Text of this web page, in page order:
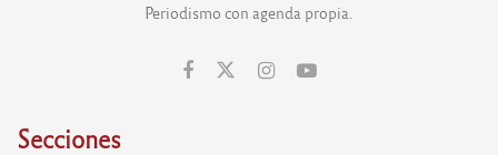
Periodismo con agenda propia.
Secciones